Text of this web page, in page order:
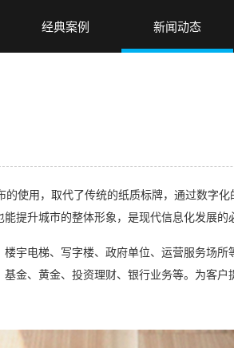
经典案例 新闻动态
用，取代了传统的纸质标牌，通过数字
提升城市的整体形象，是现代信息化发展的
宇电梯、写字楼、政府单位、运营服务场
金、黄金、投资理财、银行业务等。为客